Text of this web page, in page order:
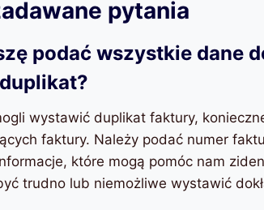
pytania
podać wszystkie dane
wystawić duplikat faktury,
faktury. Należy podać numer
które mogą pomóc nam
trudno lub niemożliwe wystawić